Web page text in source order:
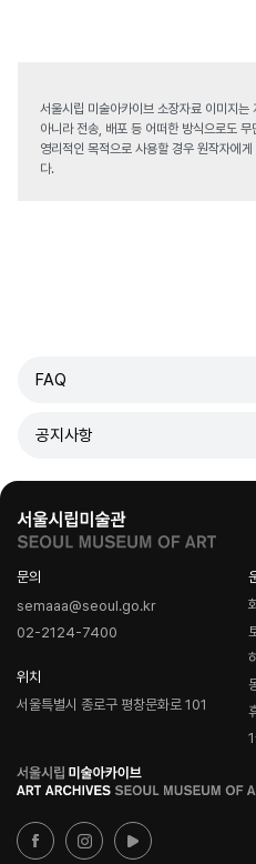
서울시립 미술아카이브 소장자료 이미지
아니라 전송, 배포 등 어떠한 방식으로도 무
영리적인 목적으로 사용할 경우 원작자에
다.
FAQ
공지사항
문의
semaaa@seoul.go.kr
02-2124-7400
위치
서울특별시 종로구 평창문화로 101
로
고